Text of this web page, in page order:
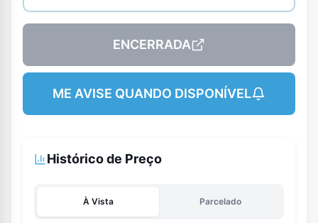
ENCERRADA
ME AVISE QUANDO DISPONÍVEL
Histórico de Preço
À Vista Parcelado